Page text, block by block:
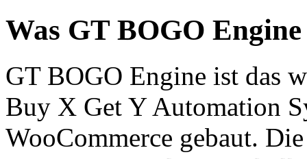
Was GT BOGO
GT BOGO Engine ist das
Buy X Get Y Automation
WooCommerce gebaut.